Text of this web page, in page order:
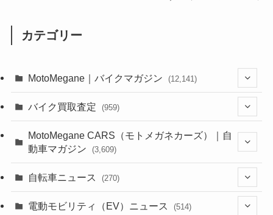
カテゴリー
MotoMegane｜バイクマガジン (12,141)
(44)
(640)
(118) (252)
(306)
(6,958)
バイク買取査定 (959)
(352)
MotoMegane CARS（モトメガネカーズ）｜自
動車マガジン
(3,609)
(187)
自転車ニュース (270)
(54)
電動モビリティ（EV）ニュース (514)